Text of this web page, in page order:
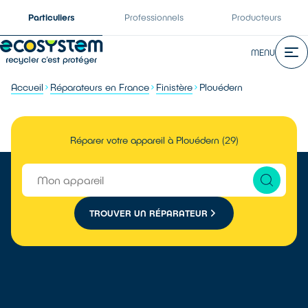
Particuliers Professionnels Producteurs
MENU
Accueil Réparateurs en France Finistère Plouédern
Réparer votre appareil à Plouédern (29)
TROUVER UN RÉPARATEUR